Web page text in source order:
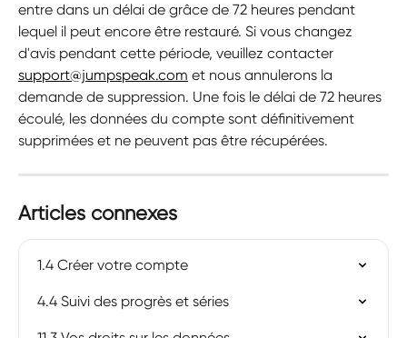
entre dans un délai de grâce de 72 heures pendant
lequel il peut encore être restauré. Si vous changez
d'avis pendant cette période, veuillez contacter
support@jumpspeak.com et nous annulerons la
demande de suppression. Une fois le délai de 72 heures
écoulé, les données du compte sont définitivement
supprimées et ne peuvent pas être récupérées.
Articles connexes
1.4 Créer votre compte
4.4 Suivi des progrès et séries